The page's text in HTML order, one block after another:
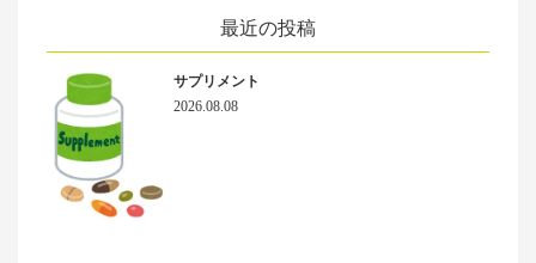
最近の投稿
サプリメント
2026.08.08